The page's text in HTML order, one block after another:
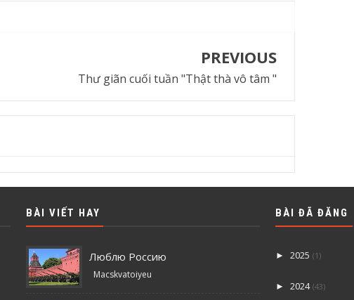
PREVIOUS
Thư giãn cuối tuần "Thật thà vô tâm "
BÀI VIẾT HAY
Люблю Россию
Macskvatoiyeu
BÀI ĐÃ ĐĂNG
► 2025 (1)
► 2024 (43)